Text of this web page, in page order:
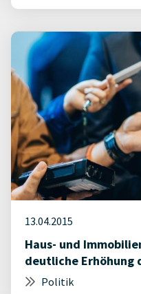
13.04.2015
Haus- und
deutliche Erhöhung
Politik